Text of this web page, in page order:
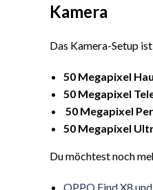
Kamera
Das Kamera-Setup
50 Megapixel
50 Megapixel
50 Megapixel
50 Megapixel
Du möchtest noch
OPPO Find X8